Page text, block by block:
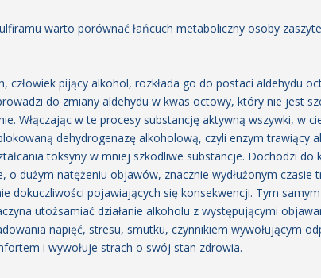
warto porównać łańcuch metaboliczny osoby
człowiek pijący alkohol, rozkłada go do postaci aldehydu
do zmiany aldehydu w kwas octowy, który nie jest
Włączając w te procesy substancję aktywną wszywki, w
dehydrogenazę alkoholową, czyli enzym trawiący
toksyny w mniej szkodliwe substancje. Dochodzi do
o dużym natężeniu objawów, znacznie wydłużonym czasie
dokuczliwości pojawiających się konsekwencji. Tym
utożsamiać działanie alkoholu z występującymi
napięć, stresu, smutku, czynnikiem wywołującym
i wywołuje strach o swój stan zdrowia.